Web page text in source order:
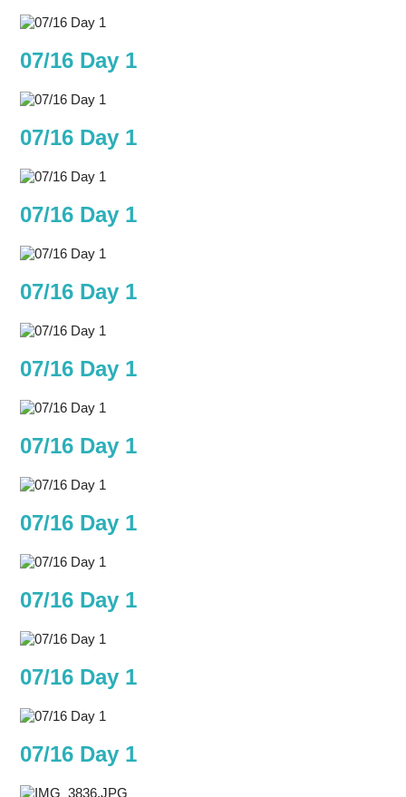
07/16 Day 1
07/16 Day 1
07/16 Day 1
07/16 Day 1
07/16 Day 1
07/16 Day 1
07/16 Day 1
07/16 Day 1
07/16 Day 1
07/16 Day 1